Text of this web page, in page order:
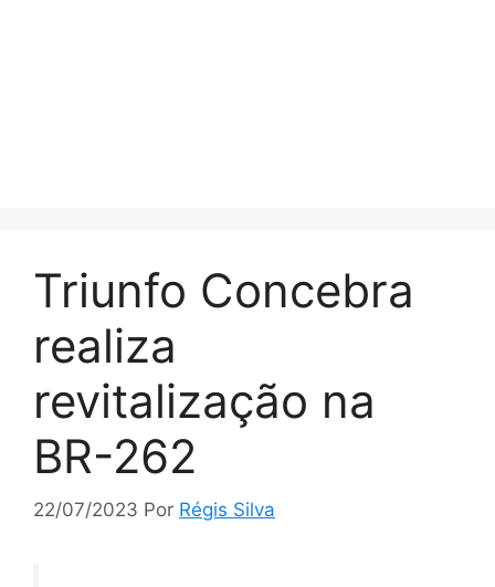
Triunfo Concebra
realiza
revitalização na
BR-262
22/07/2023 Por Régis Silva